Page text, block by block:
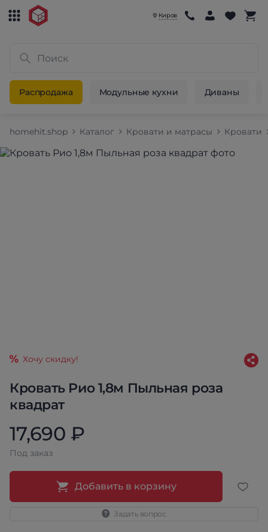
Киров
Распродажа Модульные кухни Диваны
homehit.shop Каталог Кровати и матрасы Кровати
Кровать Рио 1,8м Пыльная роза
квадрат
Хочу скидку!
17,690 ₽
Под заказ
Добавить в корзину
Задать вопрос